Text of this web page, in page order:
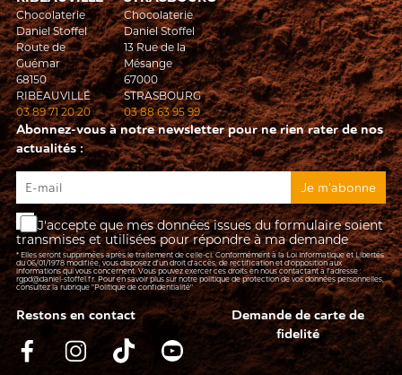
Chocolaterie
Daniel Stoffel
Route de
Guémar
68150
RIBEAUVILLÉ
03 89 71 20 20
Chocolaterie
Daniel Stoffel
13 Rue de la
Mésange
67000
STRASBOURG
03 88 63 95 99
Abonnez-vous à notre newsletter pour ne rien rater de nos
actualités :
J'accepte que mes données issues du formulaire soient
transmises et utilisées pour répondre à ma demande
* Elles seront supprimées après le traitement de celle-ci. Conformément à la Loi Informatique et Libertés
du 06/01/1978 modifiée, vous disposez d'un droit d'accès, de rectification et d’opposition aux
informations qui vous concernent. Vous pouvez exercer ces droits en nous contactant à l'adresse :
rgpd@daniel-stoffel.fr. Pour en savoir plus sur notre politique de protection de vos données personnelles,
consultez la rubrique "Politique de confidentialité"
Restons en contact
Demande de carte de
fidelité